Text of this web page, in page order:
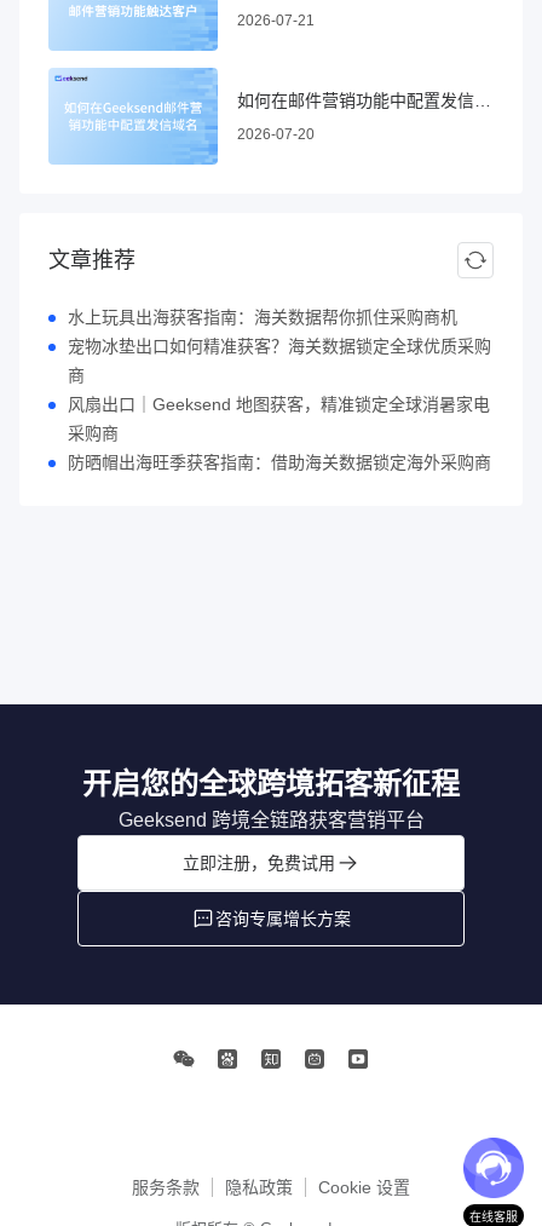
2026-07-21
2026-07-20
文章推荐
水上玩具出海获客指南：海关数据帮你抓住采购商机
宠物冰垫出口如何精准获客？海关数据锁定全球优质采购
商
风扇出口｜Geeksend 地图获客，精准锁定全球消暑家电
采购商
防晒帽出海旺季获客指南：借助海关数据锁定海外采购商
开启您的全球跨境拓客新征程
Geeksend 跨境全链路获客营销平台
立即注册，免费试用
咨询专属增长方案
服务条款 隐私政策 Cookie 设置
在线客服